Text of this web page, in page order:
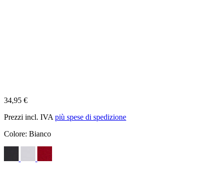
34,95 €
Prezzi incl. IVA più spese di spedizione
Colore: Bianco